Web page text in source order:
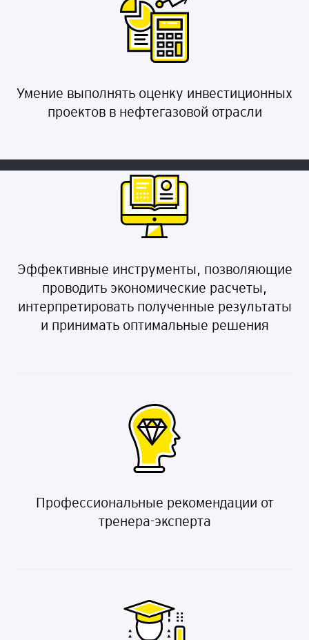
Умение выполнять оценку инвестиционных
проектов в нефтегазовой отрасли
Эффективные инструменты, позволяющие
проводить экономические расчеты,
интерпретировать полученные результаты
и принимать оптимальные решения
Профессиональные рекомендации от
тренера-эксперта